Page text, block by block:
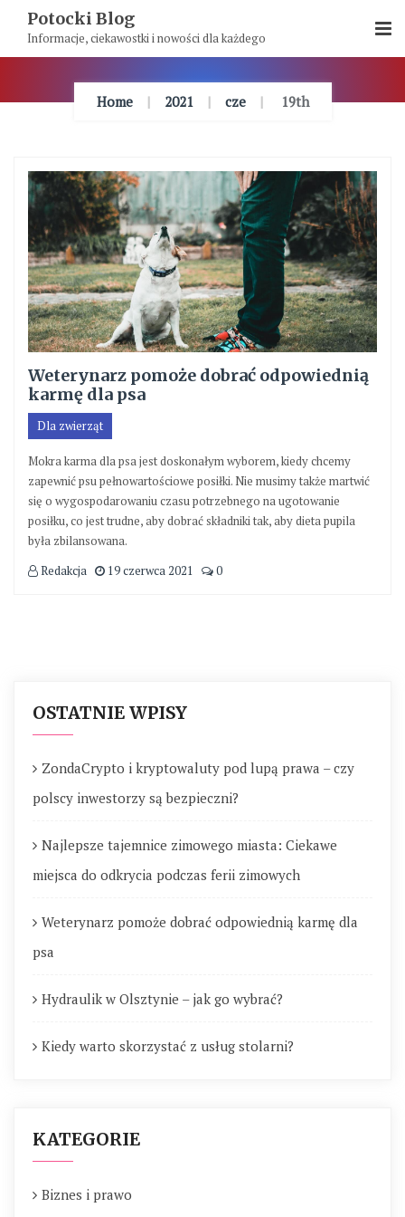
Content
Potocki Blog
Informacje, ciekawostki i nowości dla każdego
Home 2021 cze 19th
Weterynarz pomoże dobrać odpowiednią
karmę dla psa
Dla zwierząt
Mokra karma dla psa jest doskonałym wyborem, kiedy chcemy
zapewnić psu pełnowartościowe posiłki. Nie musimy także martwić
się o wygospodarowaniu czasu potrzebnego na ugotowanie
posiłku, co jest trudne, aby dobrać składniki tak, aby dieta pupila
była zbilansowana.
Redakcja
19 czerwca 2021 0
OSTATNIE WPISY
ZondaCrypto i kryptowaluty pod lupą prawa – czy
polscy inwestorzy są bezpieczni?
Najlepsze tajemnice zimowego miasta: Ciekawe
miejsca do odkrycia podczas ferii zimowych
Weterynarz pomoże dobrać odpowiednią karmę dla
psa
Hydraulik w Olsztynie – jak go wybrać?
Kiedy warto skorzystać z usług stolarni?
KATEGORIE
Biznes i prawo